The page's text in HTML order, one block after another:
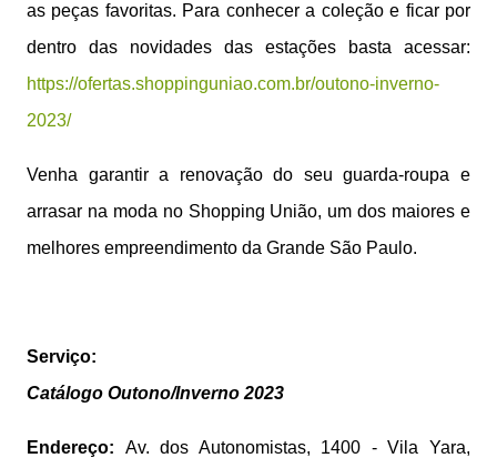
as peças favoritas. Para conhecer a coleção e ficar por
dentro das novidades das estações basta acessar:
https://ofertas.shoppinguniao.com.br/outono-inverno-
2023/
Venha garantir a renovação do seu guarda-roupa e
arrasar na moda no Shopping União, um dos maiores e
melhores empreendimento da Grande São Paulo.
Serviço:
Catálogo Outono/Inverno 2023
Endereço: Av. dos Autonomistas, 1400 - Vila Yara,